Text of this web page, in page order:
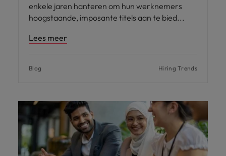
enkele jaren hanteren om hun werknemers
hoogstaande, imposante titels aan te bied
Lees meer
Blog Hiring Trends